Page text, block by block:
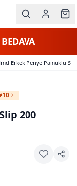
Erkek Penye Pamuklu
200